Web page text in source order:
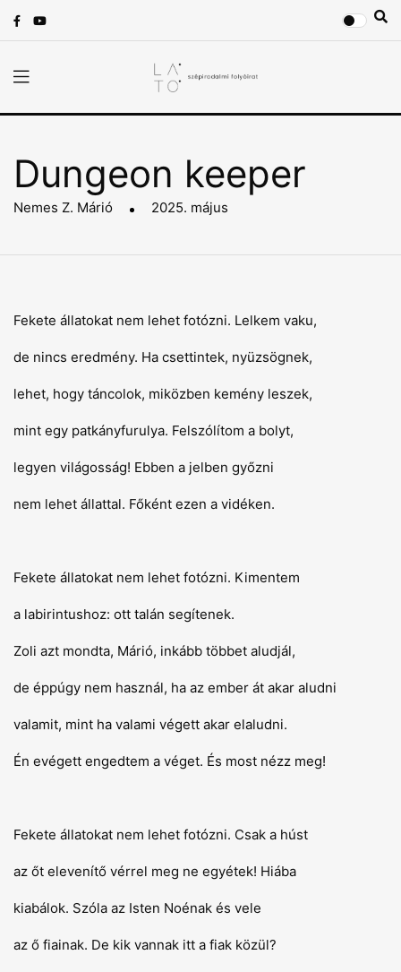
Dungeon keeper
Nemes Z. Márió 2025. május
Fekete állatokat nem lehet fotózni. Lelkem vaku,
de nincs eredmény. Ha csettintek, nyüzsögnek,
lehet, hogy táncolok, miközben kemény leszek,
mint egy patkányfurulya. Felszólítom a bolyt,
legyen világosság! Ebben a jelben győzni
nem lehet állattal. Főként ezen a vidéken.
Fekete állatokat nem lehet fotózni. Kimentem
a labirintushoz: ott talán segítenek.
Zoli azt mondta, Márió, inkább többet aludjál,
de éppúgy nem használ, ha az ember át akar aludni
valamit, mint ha valami végett akar elaludni.
Én evégett engedtem a véget. És most nézz meg!
Fekete állatokat nem lehet fotózni. Csak a húst
az őt elevenítő vérrel meg ne egyétek! Hiába
kiabálok. Szóla az Isten Noénak és vele
az ő fiainak. De kik vannak itt a fiak közül?